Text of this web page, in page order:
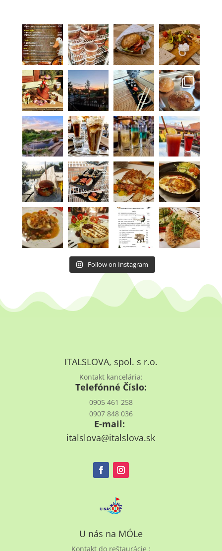
Follow on Instagram
ITALSLOVA, spol. s r.o.
Kontakt kancelária:
Telefónné Číslo:
0905 461 258
0907 848 036
E-mail:
italslova@italslova.sk
U nás na MÓLe
Kontakt do reštaurácie :